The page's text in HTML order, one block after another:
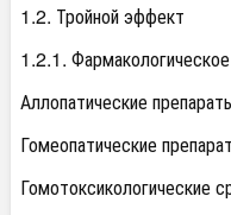
1.2. Тройной эффект
1.2.1.
Аллопатические
Гомеопатические
Гомотоксикологические